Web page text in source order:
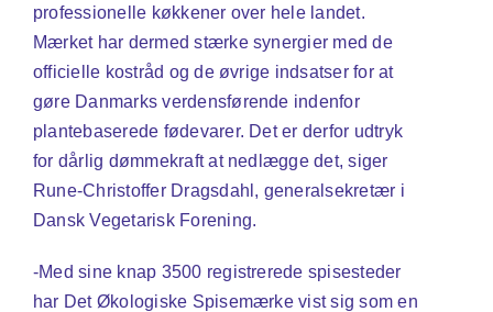
professionelle køkkener over hele landet.
Mærket har dermed stærke synergier med de
officielle kostråd og de øvrige indsatser for at
gøre Danmarks verdensførende indenfor
plantebaserede fødevarer. Det er derfor udtryk
for dårlig dømmekraft at nedlægge det, siger
Rune-Christoffer Dragsdahl, generalsekretær i
Dansk Vegetarisk Forening.
-Med sine knap 3500 registrerede spisesteder
har Det Økologiske Spisemærke vist sig som en